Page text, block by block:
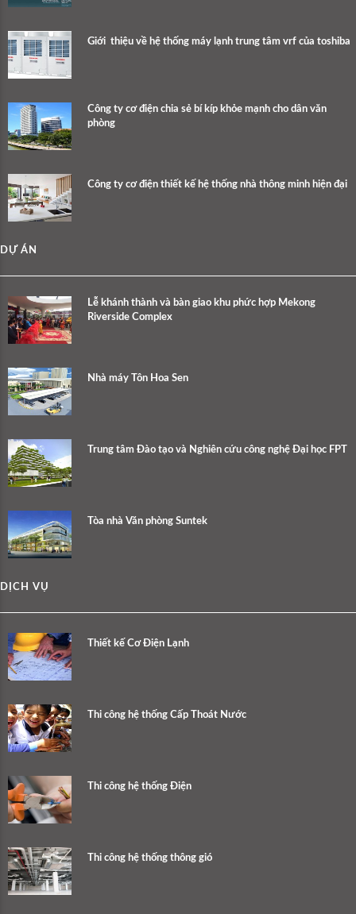
Giới thiệu về hệ thống máy lạnh trung tâm vrf của toshiba
Công ty cơ điện chia sẻ bí kíp khỏe mạnh cho dân văn
phòng
Công ty cơ điện thiết kế hệ thống nhà thông minh hiện đại
DỰ ÁN
Lễ khánh thành và bàn giao khu phức hợp Mekong
Riverside Complex
Nhà máy Tôn Hoa Sen
Trung tâm Đào tạo và Nghiên cứu công nghệ Đại học FPT
Tòa nhà Văn phòng Suntek
DỊCH VỤ
Thiết kế Cơ Điện Lạnh
Thi công hệ thống Cấp Thoát Nước
Thi công hệ thống Điện
Thi công hệ thống thông gió